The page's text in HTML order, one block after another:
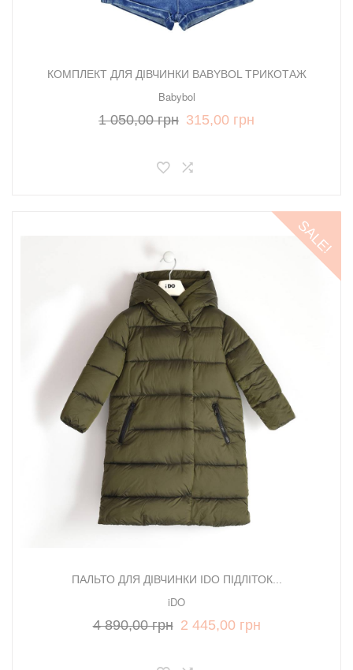
КОМПЛЕКТ ДЛЯ ДІВЧИНКИ BABYBOL ТРИКОТАЖ
Babybol
1 050,00 грн 315,00 грн
SALE!
ПАЛЬТО ДЛЯ ДІВЧИНКИ IDO ПІДЛІТОК...
iDO
4 890,00 грн 2 445,00 грн